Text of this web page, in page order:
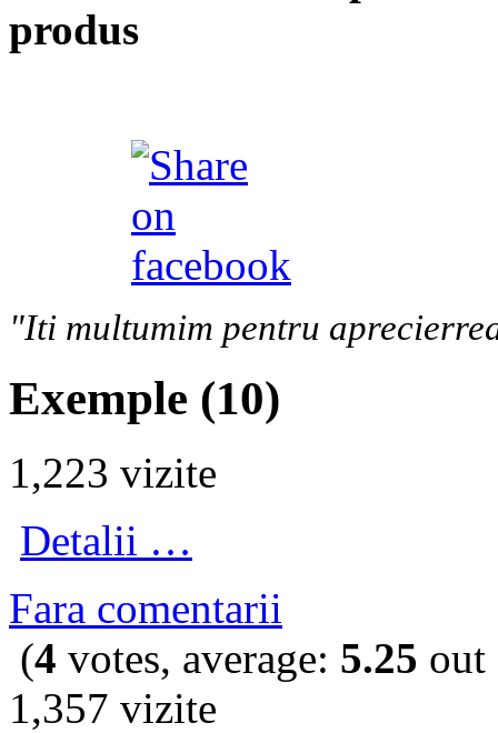
produs
"Iti multumim pentru
Exemple (10)
1,223 vizite
Detalii …
Fara comentarii
(4 votes, average: 5.25 out
1,357 vizite